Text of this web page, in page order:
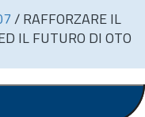
/ RAFFORZARE IL
IL FUTURO DI OTO